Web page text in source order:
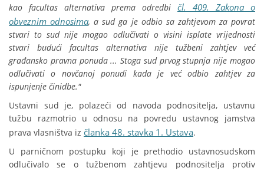
kao facultas alternativa prema odredbi čl. 409. Zakona o
obveznim odnosima, a sud ga je odbio sa zahtjevom za povrat
stvari to sud nije mogao odlučivati o visini isplate vrijednosti
stvari budući facultas alternativa nije tužbeni zahtjev već
građansko pravna ponuda ... Stoga sud prvog stupnja nije mogao
odlučivati o novčanoj ponudi kada je već odbio zahtjev za
ispunjenje činidbe."
Ustavni sud je, polazeći od navoda podnositelja, ustavnu
tužbu razmotrio u odnosu na povredu ustavnog jamstva
prava vlasništva iz članka 48. stavka 1. Ustava.
U parničnom postupku koji je prethodio ustavnosudskom
odlučivalo se o tužbenom zahtjevu podnositelja protiv